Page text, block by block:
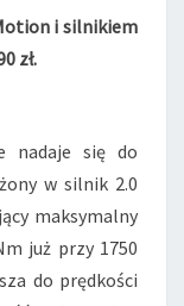
i silnikiem
zł.
nadaje się do
w silnik 2.0
maksymalny
już przy 1750
do prędkości